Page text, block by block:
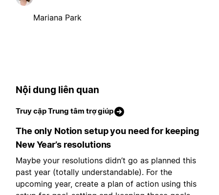
Mariana Park
Nội dung liên quan
Truy cập Trung tâm trợ giúp
The only Notion setup you need for keeping
New Year’s resolutions
Maybe your resolutions didn’t go as planned this
past year (totally understandable). For the
upcoming year, create a plan of action using this